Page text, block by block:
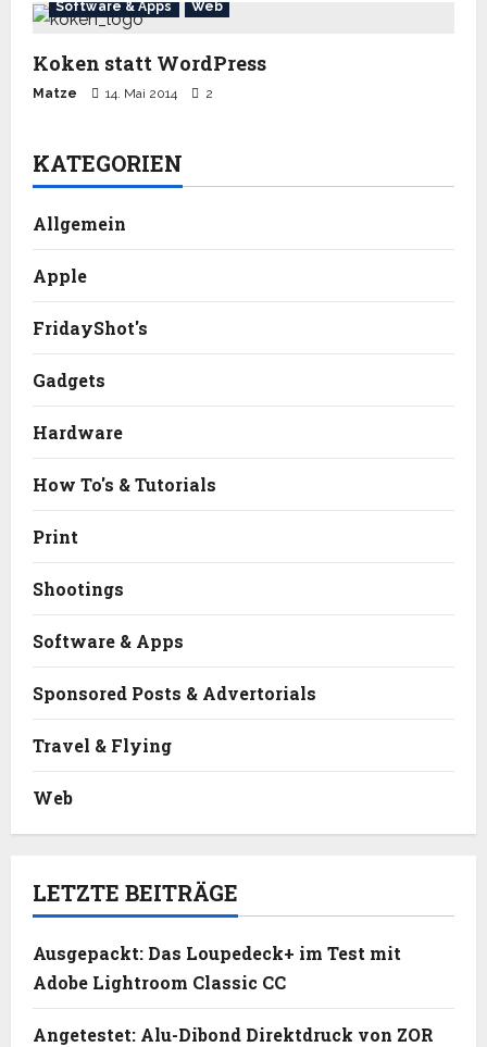
Software & Apps Web
Koken statt WordPress
Matze 14. Mai 2014 2
KATEGORIEN
Allgemein
Apple
FridayShot's
Gadgets
Hardware
How To's & Tutorials
Print
Shootings
Software & Apps
Sponsored Posts & Advertorials
Travel & Flying
Web
LETZTE BEITRÄGE
Ausgepackt: Das Loupedeck+ im Test mit
Adobe Lightroom Classic CC
Angetestet: Alu-Dibond Direktdruck von ZOR